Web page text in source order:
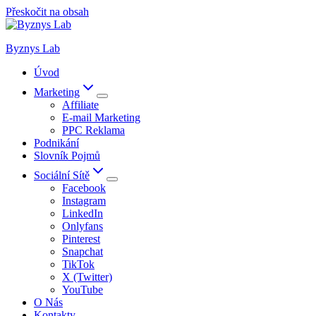
Přeskočit na obsah
Byznys Lab
Úvod
Marketing
Affiliate
E-mail Marketing
PPC Reklama
Podnikání
Slovník Pojmů
Sociální Sítě
Facebook
Instagram
LinkedIn
Onlyfans
Pinterest
Snapchat
TikTok
X (Twitter)
YouTube
O Nás